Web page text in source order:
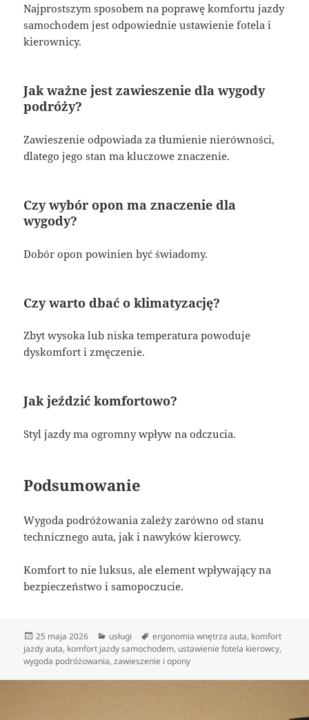
Najprostszym sposobem na poprawę komfortu jazdy
samochodem jest odpowiednie ustawienie fotela i
kierownicy.
Jak ważne jest zawieszenie dla wygody
podróży?
Zawieszenie odpowiada za tłumienie nierówności,
dlatego jego stan ma kluczowe znaczenie.
Czy wybór opon ma znaczenie dla
wygody?
Dobór opon powinien być świadomy.
Czy warto dbać o klimatyzację?
Zbyt wysoka lub niska temperatura powoduje
dyskomfort i zmęczenie.
Jak jeździć komfortowo?
Styl jazdy ma ogromny wpływ na odczucia.
Podsumowanie
Wygoda podróżowania zależy zarówno od stanu
technicznego auta, jak i nawyków kierowcy.
Komfort to nie luksus, ale element wpływający na
bezpieczeństwo i samopoczucie.
Data
publikacji
25 maja 2026 Kategorie
usługi Tagi
ergonomia wnętrza auta, komfort
jazdy auta, komfort jazdy samochodem, ustawienie fotela kierowcy,
wygoda podróżowania,zawieszenie i opony